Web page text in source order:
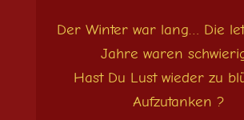
Der Winter war lang… Die
Jahre waren
Hast Du Lust wieder zu
Aufzutanken ?